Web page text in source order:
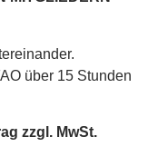
über 15 Stunden
zzgl. MwSt.